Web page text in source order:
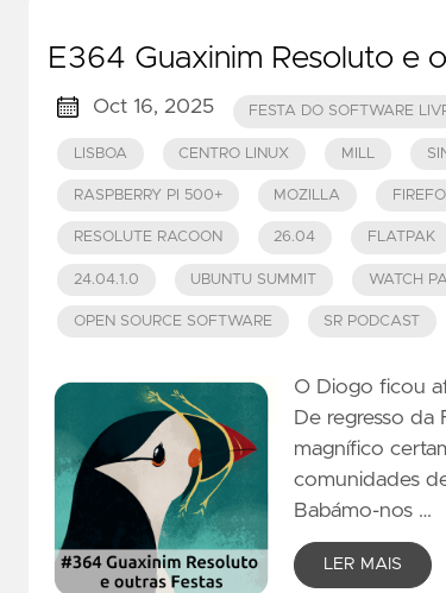
E364 Guaxinim Resoluto e
Oct 16, 2025 FESTA DO SOFTWARE
LISBOA CENTRO LINUX MILL
RASPBERRY PI 500+ MOZILLA
RESOLUTE RACOON 26.04 FLATPAK
24.04.1.0 UBUNTU SUMMIT WATCH
OPEN SOURCE SOFTWARE SR PODCAST
O Diogo ficou
De regresso da
magnífico
comunidades
Babámo-nos …
LER MAIS